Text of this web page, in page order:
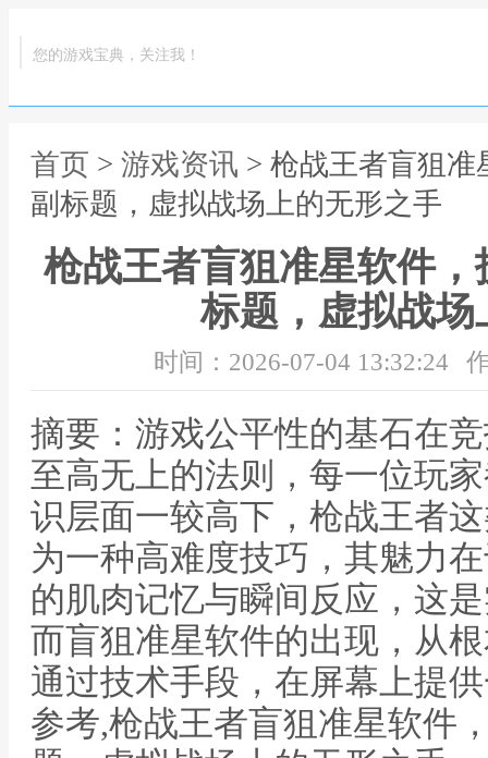
您的游戏宝典，关注我！
首页 > 游戏资讯 > 枪战王者盲狙
副标题，虚拟战场上的无形之手
枪战王者盲狙准星软件
标题，虚拟战
时间：2026-07-04 13:32:24
摘要：游戏公平性的基石在
至高无上的法则，每一位玩
识层面一较高下，枪战王者
为一种高难度技巧，其魅力
的肌肉记忆与瞬间反应，这
而盲狙准星软件的出现，从
通过技术手段，在屏幕上提
参考,枪战王者盲狙准星软件